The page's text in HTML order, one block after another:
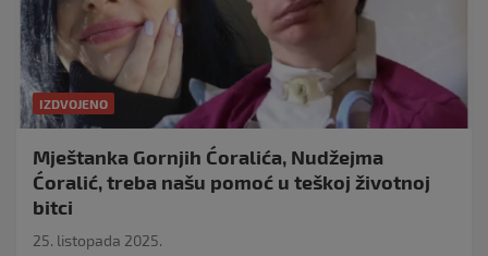
IZDVOJENO
Mještanka Gornjih Ćoralića, Nudžejma
Ćoralić, treba našu pomoć u teškoj životnoj
bitci
25. listopada 2025.